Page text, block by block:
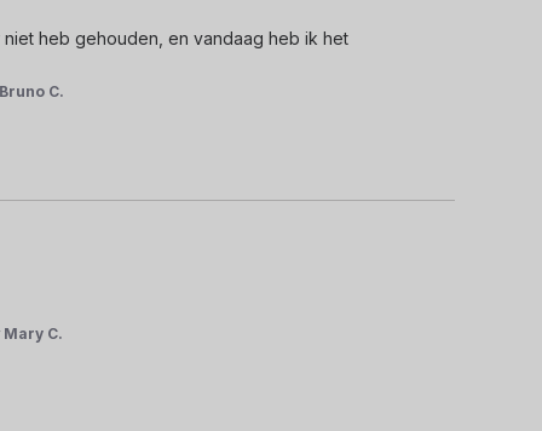
heb gehouden, en vandaag heb ik het
Bruno C.
Mary C.